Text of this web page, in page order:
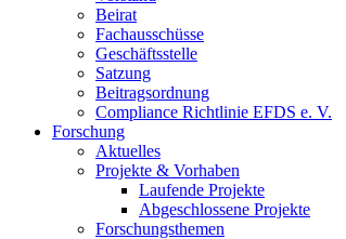
Beirat
Fachausschüsse
Geschäftsstelle
Satzung
Beitragsordnung
Compliance Richtlinie EFDS e. V.
Forschung
Aktuelles
Projekte & Vorhaben
Laufende Projekte
Abgeschlossene Projekte
Forschungsthemen